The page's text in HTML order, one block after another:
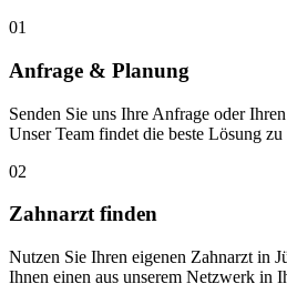
01
Anfrage & Planung
Senden Sie uns Ihre Anfrage oder
Unser Team findet die beste Lösung zu
02
Zahnarzt finden
Nutzen Sie Ihren eigenen Zahnarzt in
Ihnen einen aus unserem Netzwerk in